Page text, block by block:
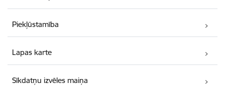
Piekļūstamība
Lapas karte
Sīkdatņu izvēles maiņa